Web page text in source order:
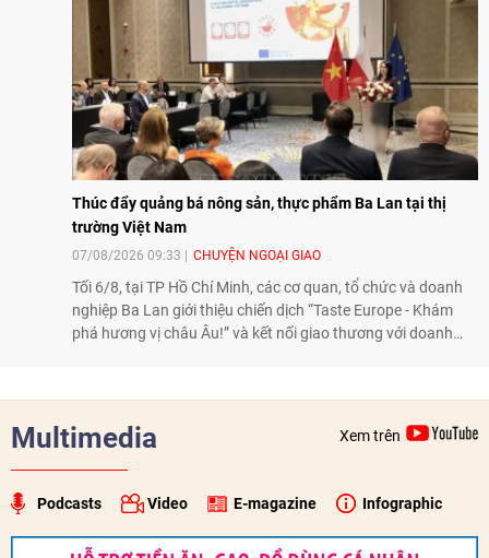
Thúc đẩy quảng bá nông sản, thực phẩm Ba Lan tại thị
trường Việt Nam
07/08/2026 09:33 CHUYỆN NGOẠI GIAO
Tối 6/8, tại TP Hồ Chí Minh, các cơ quan, tổ chức và doanh
nghiệp Ba Lan giới thiệu chiến dịch “Taste Europe - Khám
phá hương vị châu Âu!” và kết nối giao thương với doanh
Multimedia Xem trên
Podcasts Video E-magazine Infographic